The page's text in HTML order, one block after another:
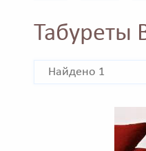
Табуреты
Найдено 1